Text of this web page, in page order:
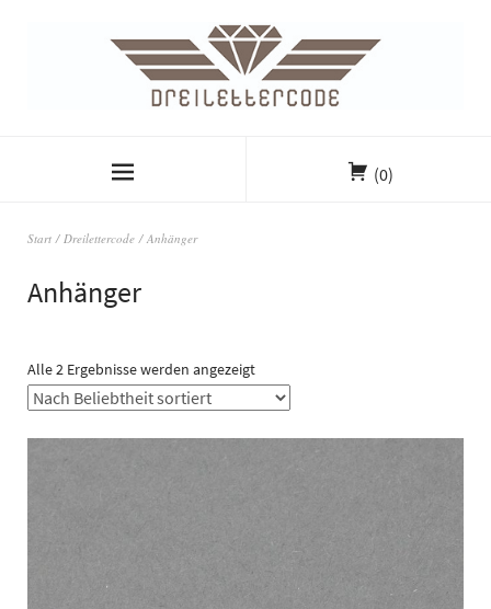
(0)
Start / Dreilettercode / Anhänger
Anhänger
Alle 2 Ergebnisse werden angezeigt